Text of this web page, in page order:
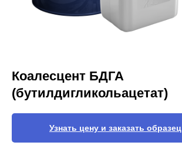
Коалесцент БДГА
(бутилдигликольацетат)
Узнать цену и заказать образец